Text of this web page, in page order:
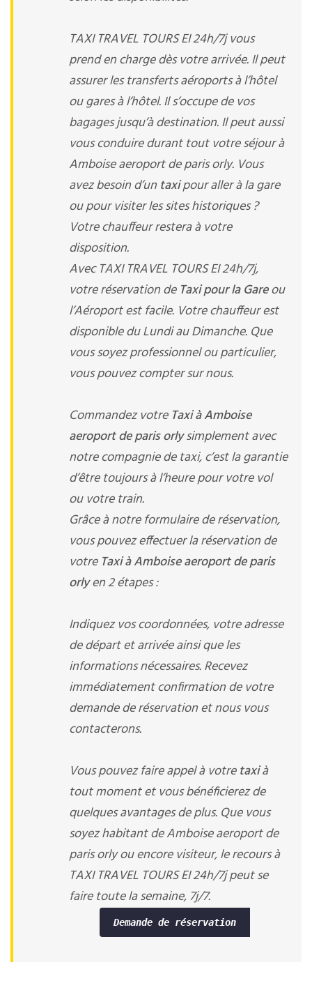
TAXI TRAVEL TOURS EI 24h/7j vous
prend en charge dès votre arrivée. Il peut
assurer les transferts aéroports à l’hôtel
ou gares à l’hôtel. Il s’occupe de vos
bagages jusqu’à destination. Il peut aussi
vous conduire durant tout votre séjour à
Amboise aeroport de paris orly. Vous
avez besoin d’un taxipour aller à la gare
ou pour visiter les sites historiques ?
Votre chauffeur restera à votre
disposition.
Avec TAXI TRAVEL TOURS EI 24h/7j,
votre réservation de Taxi pour la Gareou
l’Aéroport est facile. Votre chauffeur est
disponible du Lundi au Dimanche. Que
vous soyez professionnel ou particulier,
vous pouvez compter sur nous.
Commandez votre Taxi à Amboise
aeroport de paris orlysimplement avec
notre compagnie de taxi, c’est la garantie
d’être toujours à l’heure pour votre vol
ou votre train.
Grâce à notre formulaire de réservation,
vous pouvez effectuer la réservation de
votre Taxi à Amboise aeroport de paris
orlyen 2 étapes :
Indiquez vos coordonnées, votre adresse
de départ et arrivée ainsi que les
informations nécessaires. Recevez
immédiatement confirmation de votre
demande de réservation et nous vous
contacterons.
Vous pouvez faire appel à votretaxià
tout moment et vous bénéficierez de
quelques avantages de plus. Que vous
soyez habitant de Amboise aeroport de
paris orly ou encore visiteur, le recours à
TAXI TRAVEL TOURS EI 24h/7j peut se
faire toute la semaine, 7j/7.
Demande de réservation